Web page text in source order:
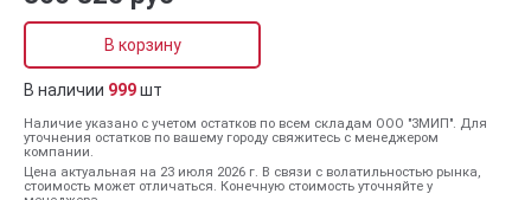
В корзину
В наличии 999шт
Наличие указано с учетом остатков по всем складам ООО "ЗМИП". Для
уточнения остатков по вашему городу свяжитесь с менеджером
компании.
Цена актуальная на 23 июля 2026 г. В связи с волатильностью рынка,
стоимость может отличаться. Конечную стоимость уточняйте у